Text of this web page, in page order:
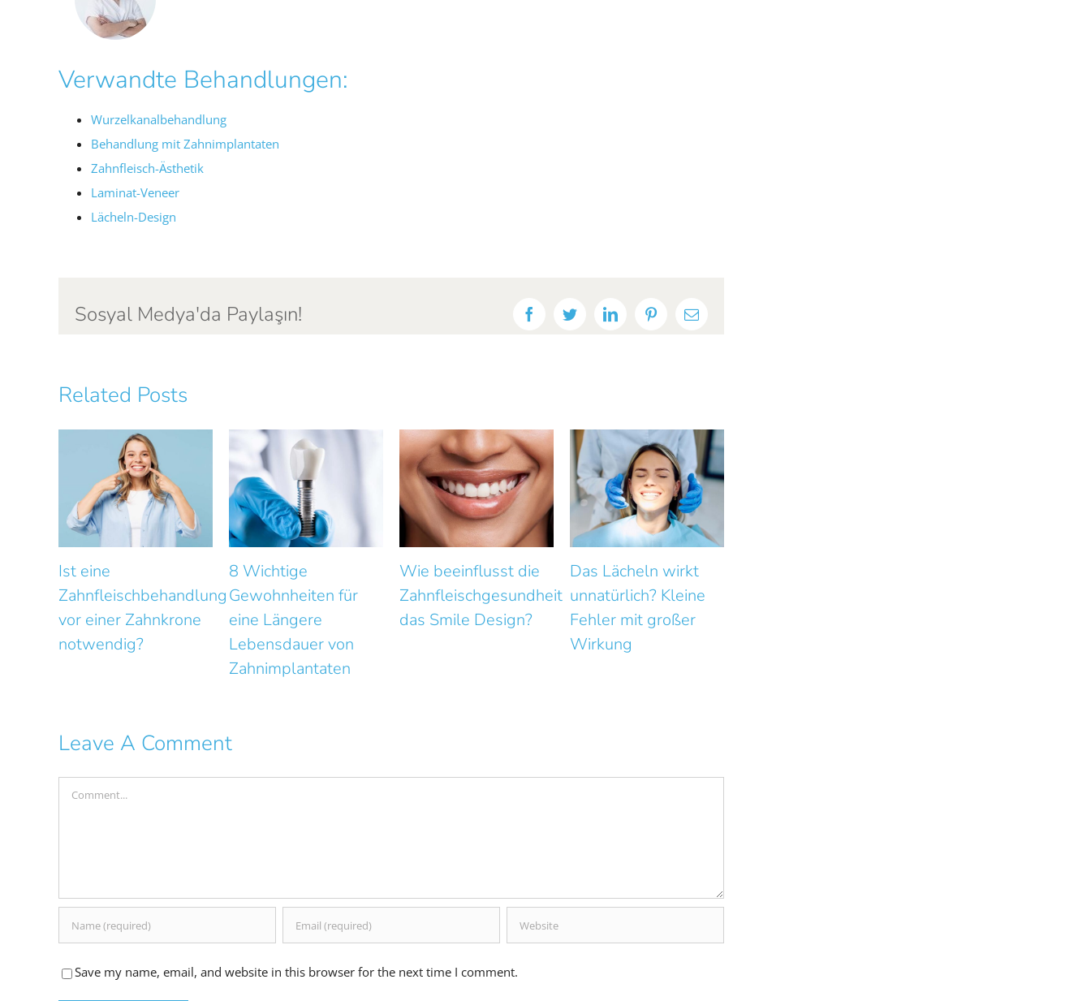
Verwandte Behandlungen:
Wurzelkanalbehandlung
Behandlung mit Zahnimplantaten
Zahnfleisch-Ästhetik
Laminat-Veneer
Lächeln-Design
Sosyal Medya'da Paylaşın! FacebookTwitterLinkedInPinterestEmail
Related Posts
8 Wichtige
Gewohnheiten für
eine Längere
Lebensdauer von
Wie beeinflusst die
Zahnfleischgesundheit
das Smile Design?
Das Lächeln wirkt
unnatürlich? Kleine
Fehler mit großer
Wie können kleine
Lücken zwischen den
Frontzähnen
geschlossen
Leave A Comment
Comment
Save my name, email, and website in this browser for the next time I comment.